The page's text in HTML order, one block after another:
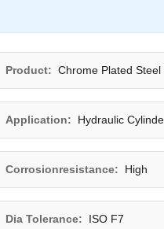
Product: Chrome Plated Steel
Application: Hydraulic
Corrosionresistance: High
Dia Tolerance: ISO F7